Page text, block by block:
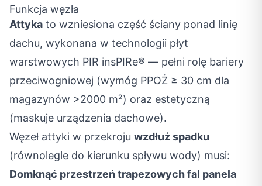
Funkcja węzła
Attyka to wzniesiona część ściany ponad linię
dachu, wykonana w technologii płyt
warstwowych PIR insPIRe® — pełni rolę bariery
przeciwogniowej (wymóg PPOŻ ≥ 30 cm dla
magazynów >2000 m²) oraz estetyczną
(maskuje urządzenia dachowe).
Węzeł attyki w przekroju wzdłuż spadku
(równolegle do kierunku spływu wody) musi:
Domknąć przestrzeń trapezowych fal panela